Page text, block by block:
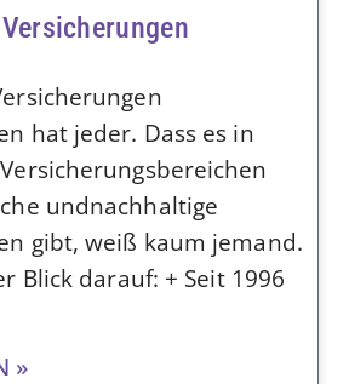
hat jeder. Dass es in
undnachhaltige
gibt, weiß kaum jemand.
Blick darauf: + Seit 1996
»